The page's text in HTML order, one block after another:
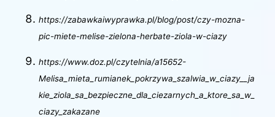
https://zabawkaiwyprawka.pl/blog/post/czy-mozna-
pic-miete-melise-zielona-herbate-ziola-w-ciazy
https://www.doz.pl/czytelnia/a15652-
Melisa_mieta_rumianek_pokrzywa_szalwia_w_ciazy__ja
kie_ziola_sa_bezpieczne_dla_ciezarnych_a_ktore_sa_w_
ciazy_zakazane